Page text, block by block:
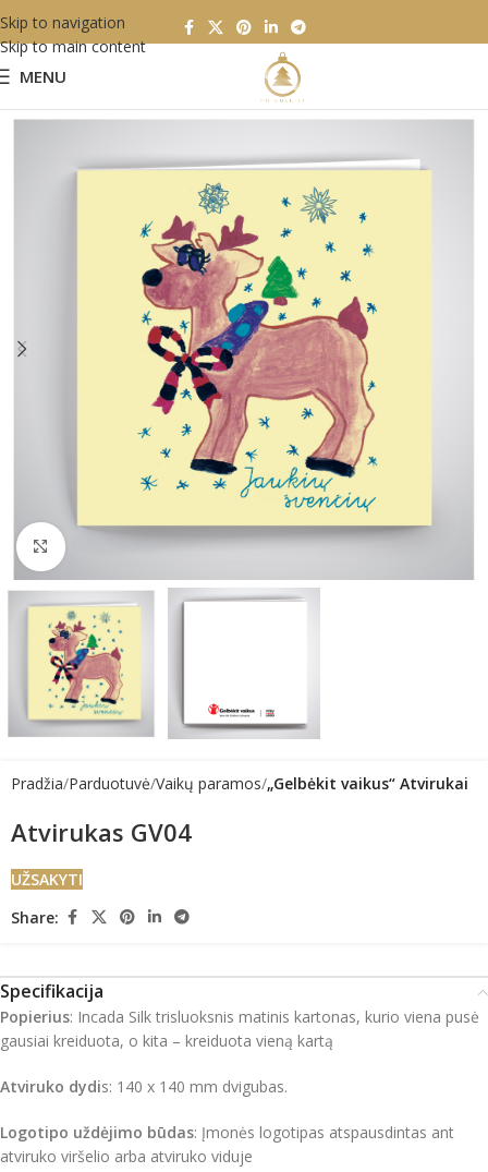
Skip to navigation
Skip to main content
MENU
Click to enlarge
Pradžia Parduotuvė Vaikų paramos „Gelbėkit vaikus“ Atvirukai
Atvirukas GV04
UŽSAKYTI
Share:
Specifikacija
Popierius: Incada Silk trisluoksnis matinis kartonas, kurio viena pusė
gausiai kreiduota, o kita – kreiduota vieną kartą
Atviruko dydis: 140 x 140 mm dvigubas.
Logotipo uždėjimo būdas: Įmonės logotipas atspausdintas ant
atviruko viršelio arba atviruko viduje